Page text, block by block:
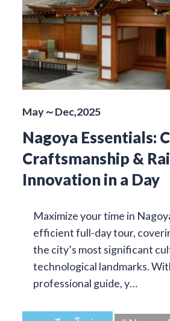
May～Dec,2025
Nagoya Essentials:
Craftsmanship &
Innovation in a Day
Maximize your time in
efficient full-day tour,
the city’s most significant
technological landmarks.
professional guide, y…